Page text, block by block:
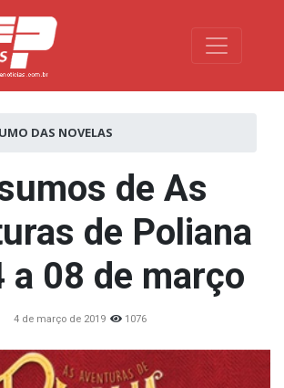
Toggle
DAS NOVELAS
de As
de Poliana
a 08 de março
4 de março de 2019 1076